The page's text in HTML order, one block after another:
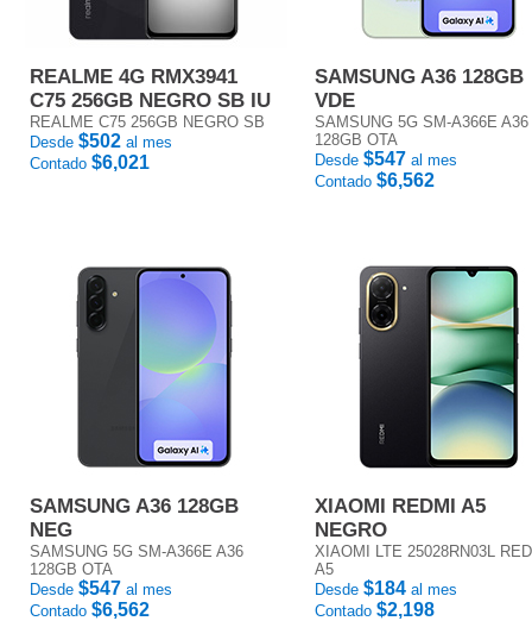
REALME 4G RMX3941
C75 256GB NEGRO SB IU
REALME C75 256GB NEGRO SB
Desde $502 al mes
Contado $6,021
SAMSUNG A36 128GB
VDE
SAMSUNG 5G SM-A366E A36
128GB OTA
Desde $547 al mes
Contado $6,562
SAMSUNG A36 128GB
NEG
SAMSUNG 5G SM-A366E A36
128GB OTA
Desde $547 al mes
Contado $6,562
XIAOMI REDMI A5
NEGRO
XIAOMI LTE 25028RN03L
A5
Desde $184 al mes
Contado $2,198